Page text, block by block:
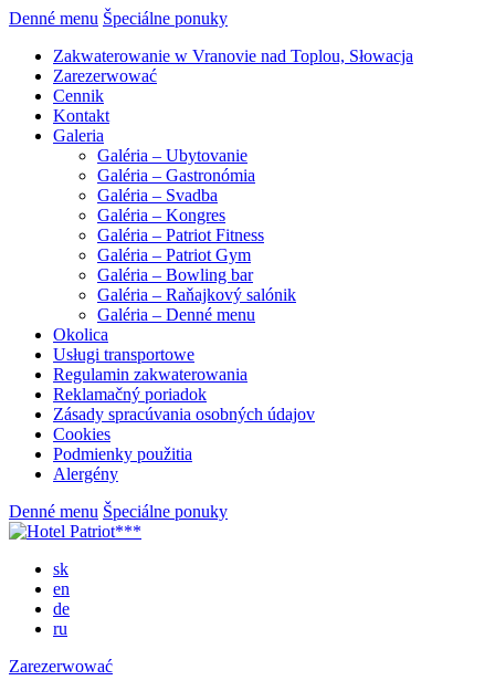
Denné menu Špeciálne ponuky
Zakwaterowanie w Vranovie nad Toplou, Słowacja
Zarezerwować
Cennik
Kontakt
Galeria
Galéria – Ubytovanie
Galéria – Gastronómia
Galéria – Svadba
Galéria – Kongres
Galéria – Patriot Fitness
Galéria – Patriot Gym
Galéria – Bowling bar
Galéria – Raňajkový salónik
Galéria – Denné menu
Okolica
Usługi transportowe
Regulamin zakwaterowania
Reklamačný poriadok
Zásady spracúvania osobných údajov
Cookies
Podmienky použitia
Alergény
Denné menu Špeciálne ponuky
sk
en
de
ru
Zarezerwować